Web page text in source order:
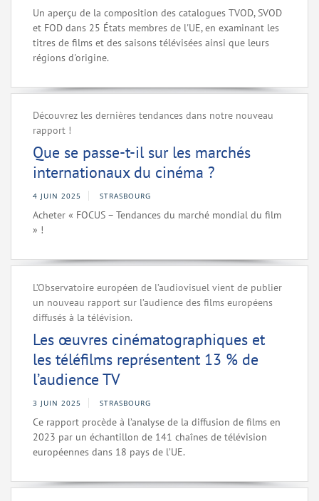
Un aperçu de la composition des catalogues TVOD, SVOD
et FOD dans 25 États membres de l'UE, en examinant les
titres de films et des saisons télévisées ainsi que leurs
régions d'origine.
Découvrez les dernières tendances dans notre nouveau
rapport !
Que se passe-t-il sur les marchés
internationaux du cinéma ?
4 JUIN 2025 STRASBOURG
Acheter « FOCUS – Tendances du marché mondial du film
» !
L’Observatoire européen de l’audiovisuel vient de publier
un nouveau rapport sur l’audience des films européens
diffusés à la télévision.
Les œuvres cinématographiques et
les téléfilms représentent 13 % de
l’audience TV
3 JUIN 2025 STRASBOURG
Ce rapport procède à l’analyse de la diffusion de films en
2023 par un échantillon de 141 chaînes de télévision
européennes dans 18 pays de l’UE.